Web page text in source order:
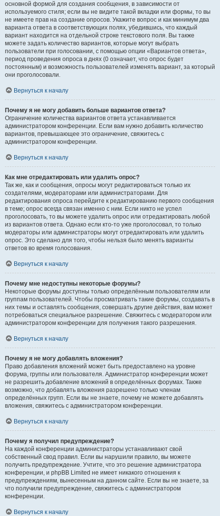
основной формой для создания сообщения, в зависимости от
используемого стиля; если вы не видите такой вкладки или формы, то вы
не имеете прав на создание опросов. Укажите вопрос и как минимум два
варианта ответа в соответствующих полях, убедившись, что каждый
вариант находится на отдельной строке текстового поля. Вы также
можете задать количество вариантов, которые могут выбрать
пользователи при голосовании, с помощью опции «Вариантов ответа»,
период проведения опроса в днях (0 означает, что опрос будет
постоянным) и возможность пользователей изменять вариант, за который
они проголосовали.
Вернуться к началу
Почему я не могу добавить больше вариантов ответа?
Ограничение количества вариантов ответа устанавливается
администратором конференции. Если вам нужно добавить количество
вариантов, превышающее это ограничение, свяжитесь с
администратором конференции.
Вернуться к началу
Как мне отредактировать или удалить опрос?
Так же, как и сообщения, опросы могут редактироваться только их
создателями, модераторами или администраторами. Для
редактирования опроса перейдите к редактированию первого сообщения
в теме; опрос всегда связан именно с ним. Если никто не успел
проголосовать, то вы можете удалить опрос или отредактировать любой
из вариантов ответа. Однако если кто-то уже проголосовал, то только
модераторы или администраторы могут отредактировать или удалить
опрос. Это сделано для того, чтобы нельзя было менять варианты
ответов во время голосования.
Вернуться к началу
Почему мне недоступны некоторые форумы?
Некоторые форумы доступны только определённым пользователям или
группам пользователей. Чтобы просматривать такие форумы, создавать в
них темы и оставлять сообщения, совершать другие действия, вам может
потребоваться специальное разрешение. Свяжитесь с модератором или
администратором конференции для получения такого разрешения.
Вернуться к началу
Почему я не могу добавлять вложения?
Право добавления вложений может быть предоставлено на уровне
форума, группы или пользователя. Администратор конференции может
не разрешить добавление вложений в определённых форумах. Также
возможно, что добавлять вложения разрешено только членам
определённых групп. Если вы не знаете, почему не можете добавлять
вложения, свяжитесь с администратором конференции.
Вернуться к началу
Почему я получил предупреждение?
На каждой конференции администраторы устанавливают свой
собственный свод правил. Если вы нарушили правило, вы можете
получить предупреждение. Учтите, что это решение администратора
конференции, и phpBB Limited не имеет никакого отношения к
предупреждениям, вынесенным на данном сайте. Если вы не знаете, за
что получили предупреждение, свяжитесь с администратором
конференции.
Вернуться к началу